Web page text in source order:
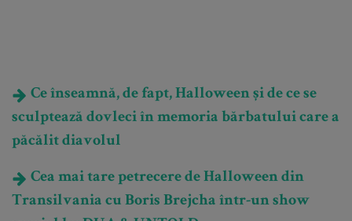
Ce înseamnă, de fapt, Halloween și de ce se
sculptează dovleci în memoria bărbatului care a
păcălit diavolul
Cea mai tare petrecere de Halloween din
Transilvania cu Boris Brejcha într-un show